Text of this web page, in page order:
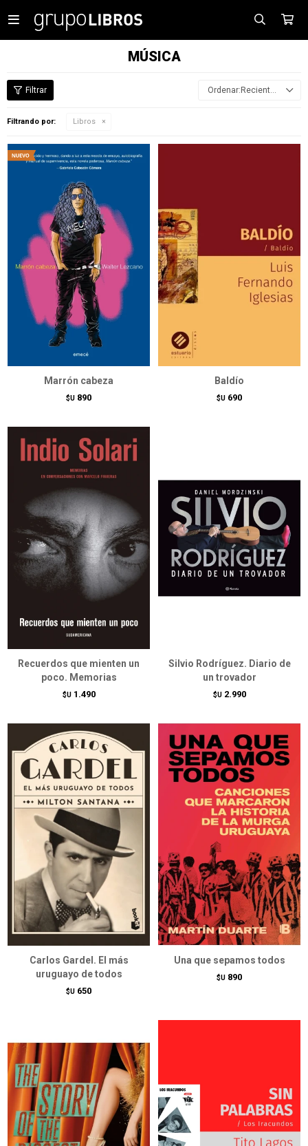

MÚSICA
Recientes
Filtrando por: Libros
Marrón cabeza
$U 890
Baldío
$U 690
Recuerdos que mienten un
poco. Memorias
$U 1.490
Silvio Rodríguez. Diario de
un trovador
$U 2.990
Carlos Gardel. El más
uruguayo de todos
$U 650
Una que sepamos todos
$U 890